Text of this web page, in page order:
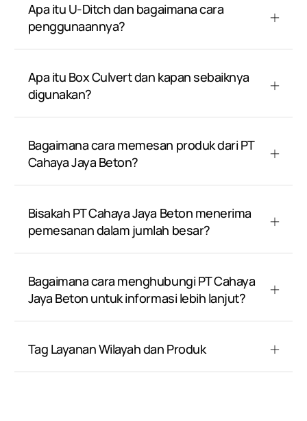
Apa itu U-Ditch dan bagaimana cara
penggunaannya?
Apa itu Box Culvert dan kapan sebaiknya
digunakan?
Bagaimana cara memesan produk dari PT
Cahaya Jaya Beton?
Bisakah PT Cahaya Jaya Beton menerima
pemesanan dalam jumlah besar?
Bagaimana cara menghubungi PT Cahaya
Jaya Beton untuk informasi lebih lanjut?
Tag Layanan Wilayah dan Produk